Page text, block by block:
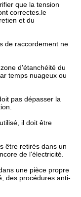
que la tension
correctes.le
et du
de raccordement ne
d'étanchéité du
temps nuageux ou
pas dépasser la
il doit être
être retirés dans un
de l'électricité.
une pièce propre
des procédures anti-